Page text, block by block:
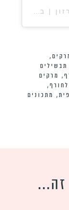
A post shared by רותם ליברזון | בלוג אוכל (@rotem_lieberson)
,
תבשילים
, מרקים
,
, מתכונים